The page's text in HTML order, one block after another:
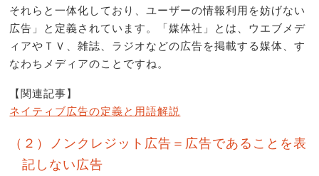
それらと一体化しており、ユーザーの情報利用を妨げない
広告」と定義されています。「媒体社」とは、ウエブメデ
ィアやＴＶ、雑誌、ラジオなどの広告を掲載する媒体、す
なわちメディアのことですね。
【関連記事】
ネイティブ広告の定義と用語解説
（２）ノンクレジット広告＝広告であることを表
記しない広告